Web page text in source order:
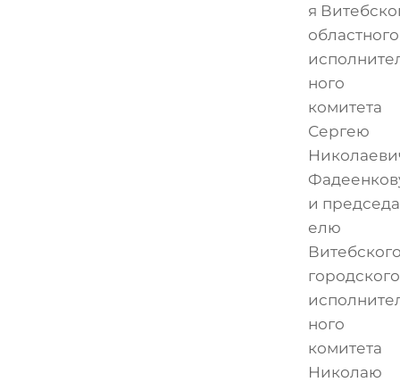
я
областного
ного
комитета
Сергею
и
елю
городского
ного
комитета
Николаю